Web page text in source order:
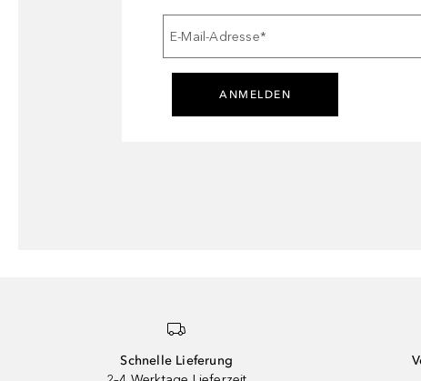
E-Mail-Adresse*
ANMELDEN
Schnelle Lieferung